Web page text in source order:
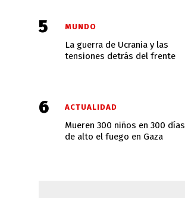
La guerra de Ucrania y las
tensiones detrás del frente
MUNDO
Mueren 300 niños en 300 días
de alto el fuego en Gaza
ACTUALIDAD